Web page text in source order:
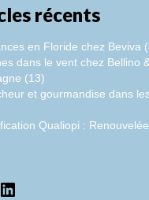
récents
en Floride chez Beviva
dans le vent chez Bellino
(13)
et gourmandise dans
Qualiopi : Renouvelée
LinkedIn